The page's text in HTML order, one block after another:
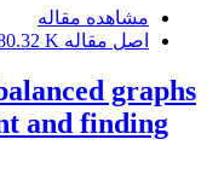
مشاهده مقاله
اصل مقاله K
graphs
and finding